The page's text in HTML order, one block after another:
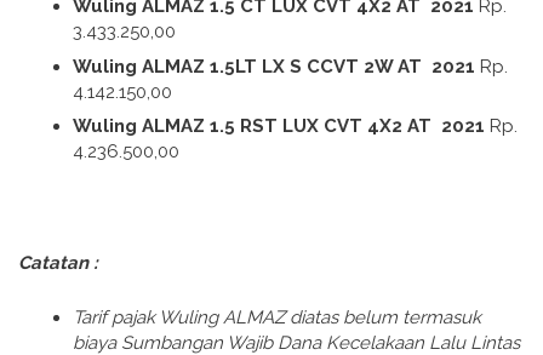
Wuling ALMAZ 1.5 CT LUX CVT 4X2 AT 2021 Rp.
3.433.250,00
Wuling ALMAZ 1.5LT LX S CCVT 2W AT 2021 Rp.
4.142.150,00
Wuling ALMAZ 1.5 RST LUX CVT 4X2 AT 2021 Rp.
4.236.500,00
Catatan :
Tarif pajak Wuling ALMAZ diatas belum termasuk
biaya Sumbangan Wajib Dana Kecelakaan Lalu Lintas